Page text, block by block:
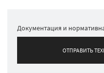
Документация и
ОТПРАВИТЬ